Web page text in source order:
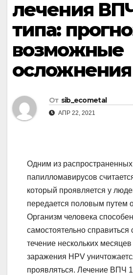
лечения
типа:
возможные
осложнения
От sib_ecometal
АПР 22, 2021
Одним из распространенных
папилломавирусов
который проявляется у
передается половым путем
Организм человека способен
самостоятельно справиться
течение нескольких
заражения HPV
проявляться. Лечение ВПЧ